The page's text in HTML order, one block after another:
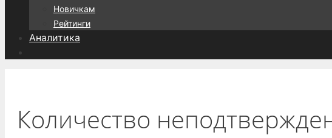
Новичкам
Рейтинги
Аналитика
Количество